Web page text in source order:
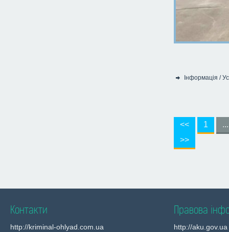
Інформація /
<< 1
...
>>
Контакти
http://kriminal-ohlyad.com.ua
Правова
http://aku.gov.ua